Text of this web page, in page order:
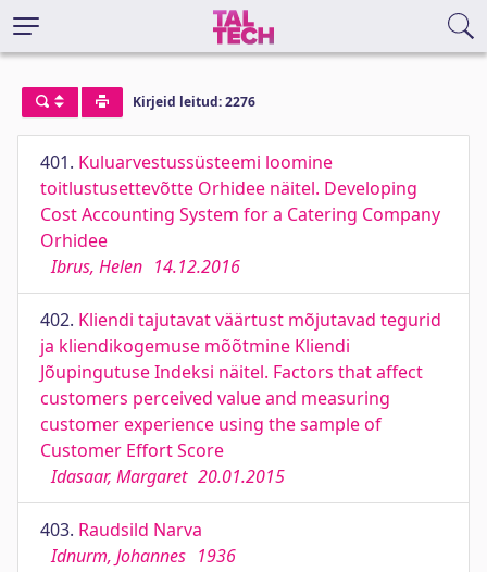
Kirjeid leitud: 2276
401. Kuluarvestussüsteemi loomine
toitlustusettevõtte Orhidee näitel. Developing
Cost Accounting System for a Catering Company
Orhidee
Ibrus, Helen 14.12.2016
402. Kliendi tajutavat väärtust mõjutavad tegurid
ja kliendikogemuse mõõtmine Kliendi
Jõupingutuse Indeksi näitel. Factors that affect
customers perceived value and measuring
customer experience using the sample of
Customer Effort Score
Idasaar, Margaret 20.01.2015
403. Raudsild Narva
Idnurm, Johannes 1936